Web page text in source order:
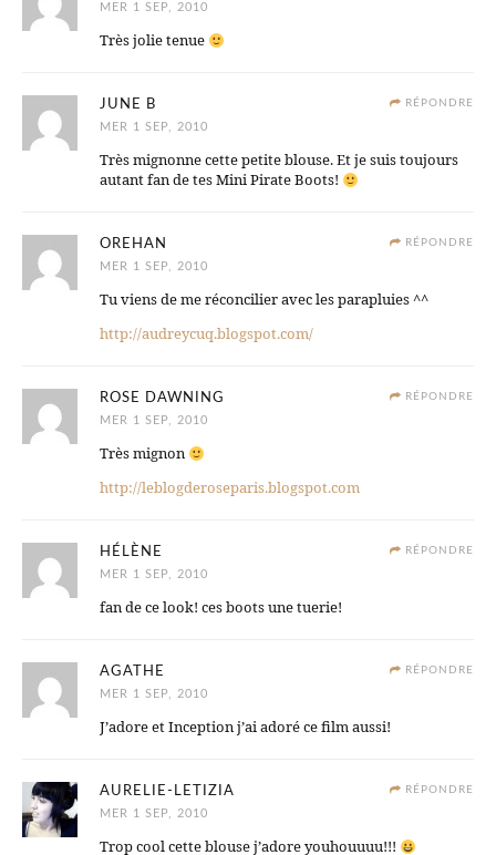
MER 1 SEP, 2010
Très jolie tenue
RÉPONDRE
JUNE B
MER 1 SEP, 2010
Très mignonne cette petite blouse. Et je suis toujours
autant fan de tes Mini Pirate Boots!
RÉPONDRE
OREHAN
MER 1 SEP, 2010
Tu viens de me réconcilier avec les parapluies ^^
http://audreycuq.blogspot.com/
RÉPONDRE
ROSE DAWNING
MER 1 SEP, 2010
Très mignon
http://leblogderoseparis.blogspot.com
RÉPONDRE
HÉLÈNE
MER 1 SEP, 2010
fan de ce look! ces boots une tuerie!
RÉPONDRE
AGATHE
MER 1 SEP, 2010
J’adore et Inception j’ai adoré ce film aussi!
RÉPONDRE
AURELIE-LETIZIA
MER 1 SEP, 2010
Trop cool cette blouse j’adore youhouuuu!!!